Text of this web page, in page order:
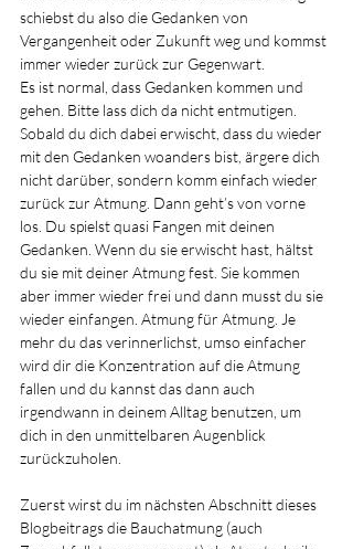
schiebst du also die Gedanken von
Vergangenheit oder Zukunft weg und kommst
immer wieder zurück zur Gegenwart.
Es ist normal, dass Gedanken kommen und
gehen. Bitte lass dich da nicht entmutigen.
Sobald du dich dabei erwischt, dass du wieder
mit den Gedanken woanders bist, ärgere dich
nicht darüber, sondern komm einfach wieder
zurück zur Atmung. Dann geht’s von vorne
los. Du spielst quasi Fangen mit deinen
Gedanken. Wenn du sie erwischt hast, hältst
du sie mit deiner Atmung fest. Sie kommen
aber immer wieder frei und dann musst du sie
wieder einfangen. Atmung für Atmung. Je
mehr du das verinnerlichst, umso einfacher
wird dir die Konzentration auf die Atmung
fallen und du kannst das dann auch
irgendwann in deinem Alltag benutzen, um
dich in den unmittelbaren Augenblick
zurückzuholen.
Zuerst wirst du im nächsten Abschnitt dieses
Blogbeitrags die Bauchatmung (auch